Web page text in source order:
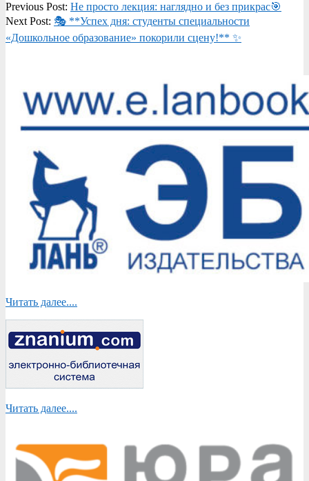
2026-
04-
13
Previous Post: Не просто лекция: наглядно и без прикрас🎯
Next Post: 🎭 **Успех дня: студенты специальности
«Дошкольное образование» покорили сцену!** ✨
Читать далее....
Читать далее....